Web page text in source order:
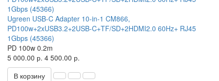
Ugreen USB-C Adapter 10-in-1 CM866,
PD100w+2xUSB3.2+2USB-C+TF/SD+2HDMI2.0 60Hz+ RJ45
1Gbps (45366)
PD 100w 0.2m
5 000.00 р. 4 500.00 р.
В корзину